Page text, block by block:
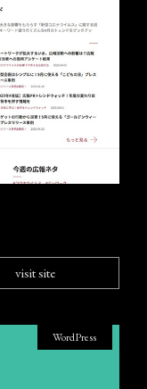
visit site
WordPress